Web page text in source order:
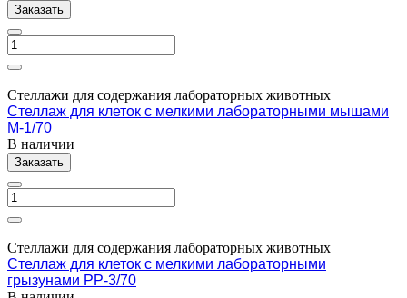
Заказать
Стеллажи для содержания лабораторных животных
Стеллаж для клеток с мелкими лабораторными мышами
M-1/70
В наличии
Заказать
Стеллажи для содержания лабораторных животных
Стеллаж для клеток с мелкими лабораторными
грызунами PP-3/70